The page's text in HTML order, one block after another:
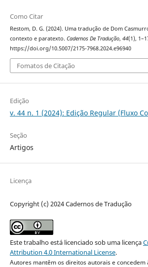
Como Citar
Restom, D. G. (2024). Uma tradução de Dom
contexto e paratexto. Cadernos De Tradução, 44(1),
https://doi.org/10.5007/2175-7968.2024.e96940
Fomatos de Citação
Edição
v. 44 n. 1 (2024): Edição Regular (Fluxo
Seção
Artigos
Licença
Copyright (c) 2024 Cadernos de Tradução
Este trabalho está licenciado sob uma licença
Attribution 4.0 International License.
Autores mantêm os direitos autorais e concedem